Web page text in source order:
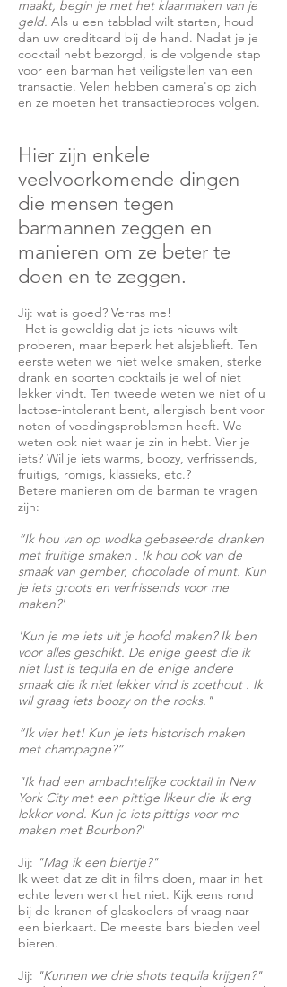
maakt, begin je met het klaarmaken van je
geld. Als u een tabblad wilt starten, houd
dan uw creditcard bij de hand. Nadat je je
cocktail hebt bezorgd, is de volgende stap
voor een barman het veiligstellen van een
transactie. Velen hebben camera's op zich
en ze moeten het transactieproces volgen.
Hier zijn enkele
veelvoorkomende dingen
die mensen tegen
barmannen zeggen en
manieren om ze beter te
doen en te zeggen.
Jij: wat is goed? Verras me!
Het is geweldig dat je iets nieuws wilt
proberen, maar beperk het alsjeblieft. Ten
eerste weten we niet welke smaken, sterke
drank en soorten cocktails je wel of niet
lekker vindt. Ten tweede weten we niet of u
lactose-intolerant bent, allergisch bent voor
noten of voedingsproblemen heeft. We
weten ook niet waar je zin in hebt. Vier je
iets? Wil je iets warms, boozy, verfrissends,
fruitigs, romigs, klassieks, etc.?
Betere manieren om de barman te vragen
zijn:
“Ik hou van op wodka gebaseerde dranken
met fruitige smaken . Ik hou ook van de
smaak van gember, chocolade of munt. Kun
je iets groots en verfrissends voor me
maken?'
'Kun je me iets uit je hoofd maken? Ik ben
voor alles geschikt. De enige geest die ik
niet lust is tequila en de enige andere
smaak die ik niet lekker vind is zoethout . Ik
wil graag iets boozy on the rocks."
“Ik vier het! Kun je iets historisch maken
met champagne?”
"Ik had een ambachtelijke cocktail in New
York City met een pittige likeur die ik erg
lekker vond. Kun je iets pittigs voor me
maken met Bourbon?'
Jij: "Mag ik een biertje?"
Ik weet dat ze dit in films doen, maar in het
echte leven werkt het niet. Kijk eens rond
bij de kranen of glaskoelers of vraag naar
een bierkaart. De meeste bars bieden veel
bieren.
Jij: "Kunnen we drie shots tequila krijgen?"